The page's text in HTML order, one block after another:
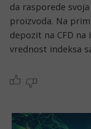
da rasporede
proizvoda. Na
depozit na CFD
vrednost indeksa